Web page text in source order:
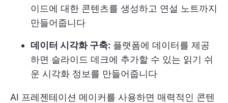
이드에 대한 콘텐츠를 생성하고 연설 노트까지
만들어줍니다
데이터 시각화 구축: 플랫폼에 데이터를 제공
하면 슬라이드 데크에 추가할 수 있는 읽기 쉬
운 시각화 정보를 만들어줍니다
AI 프레젠테이션 메이커를 사용하면 매력적인 콘텐